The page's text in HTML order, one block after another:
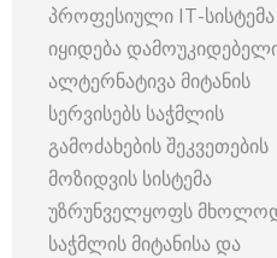
პროფესიული IT-სისტემა
იყიდება
ალტერნატივა მიტანის
სერვისებს საჭმლის
გამოძახების შეკვეთების
მოზიდვის სისტემა
უზრუნველყოფს
საჭმლის მიტანისა და